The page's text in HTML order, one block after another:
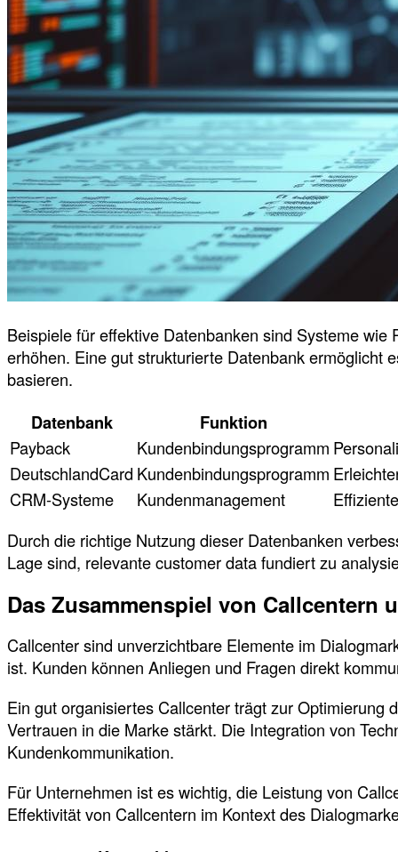
Beispiele für effektive Datenbanken sind Systeme
erhöhen. Eine gut strukturierte Datenbank ermöglicht
basieren.
Datenbank Funktion
Payback Kundenbindungsprogramm
DeutschlandCard Kundenbindungsprogramm
CRM-Systeme
Kundenmanagement
Durch die richtige Nutzung dieser Datenbanken
Lage sind, relevante customer data fundiert zu
Das Zusammenspiel von Callcentern
Callcenter sind unverzichtbare Elemente im
ist. Kunden können Anliegen und Fragen direkt
Ein gut organisiertes Callcenter trägt zur
Vertrauen in die Marke stärkt. Die Integration von
Kundenkommunikation.
Für Unternehmen ist es wichtig, die Leistung von
Effektivität von Callcentern im Kontext des